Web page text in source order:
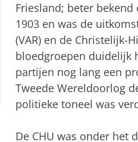
Friesland; beter bekend
1903 en was de
(VAR) en de Christelijk-
bloedgroepen duidelijk
partijen nog lang een
Tweede Wereldoorlog
politieke toneel was
De CHU was onder het